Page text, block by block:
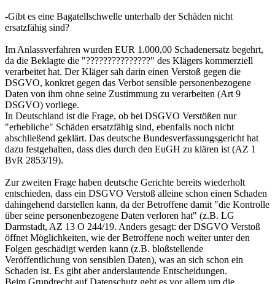
-Gibt es eine Bagatellschwelle unterhalb der Schäden nicht
ersatzfähig sind?
Im Anlassverfahren wurden EUR 1.000,00 Schadenersatz begehrt,
da die Beklagte die "??????????????̈?" des Klägers kommerziell
verarbeitet hat. Der Kläger sah darin einen Verstoß gegen die
DSGVO, konkret gegen das Verbot sensible personenbezogene
Daten von ihm ohne seine Zustimmung zu verarbeiten (Art 9
DSGVO) vorliege.
In Deutschland ist die Frage, ob bei DSGVO Verstößen nur
"erhebliche" Schäden ersatzfähig sind, ebenfalls noch nicht
abschließend geklärt. Das deutsche Bundesverfassungsgericht hat
dazu festgehalten, dass dies durch den EuGH zu klären ist (AZ 1
BvR 2853/19).
Zur zweiten Frage haben deutsche Gerichte bereits wiederholt
entschieden, dass ein DSGVO Verstoß alleine schon einen Schaden
dahingehend darstellen kann, da der Betroffene damit "die Kontrolle
über seine personenbezogene Daten verloren hat" (z.B. LG
Darmstadt, AZ 13 O 244/19. Anders gesagt: der DSGVO Verstoß
öffnet Möglichkeiten, wie der Betroffene noch weiter unter den
Folgen geschädigt werden kann (z.B. bloßstellende
Veröffentlichung von sensiblen Daten), was an sich schon ein
Schaden ist. Es gibt aber anderslautende Entscheidungen.
Beim Grundrecht auf Datenschutz geht es vor allem um die